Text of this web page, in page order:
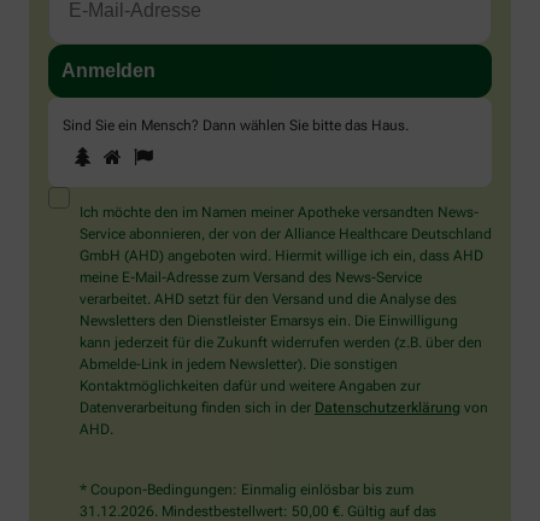
Sind Sie ein Mensch? Dann wählen Sie bitte das Haus
Sind
Sie
ein
Mensch?
Dann
wählen
Sie
bitte
das
Haus.
1 2
Ich möchte den im Namen meiner Apotheke versandten News-
Service abonnieren, der von der Alliance Healthcare Deutschland
GmbH (AHD) angeboten wird. Hiermit willige ich ein, dass AHD
meine E-Mail-Adresse zum Versand des News-Service
verarbeitet. AHD setzt für den Versand und die Analyse des
Newsletters den Dienstleister Emarsys ein. Die Einwilligung
kann jederzeit für die Zukunft widerrufen werden (z.B. über den
Abmelde-Link in jedem Newsletter). Die sonstigen
Kontaktmöglichkeiten dafür und weitere Angaben zur
Datenverarbeitung finden sich in der Datenschutzerklärung von
AHD.
* Coupon-Bedingungen: Einmalig einlösbar bis zum
31.12.2026. Mindestbestellwert: 50,00 €. Gültig auf das